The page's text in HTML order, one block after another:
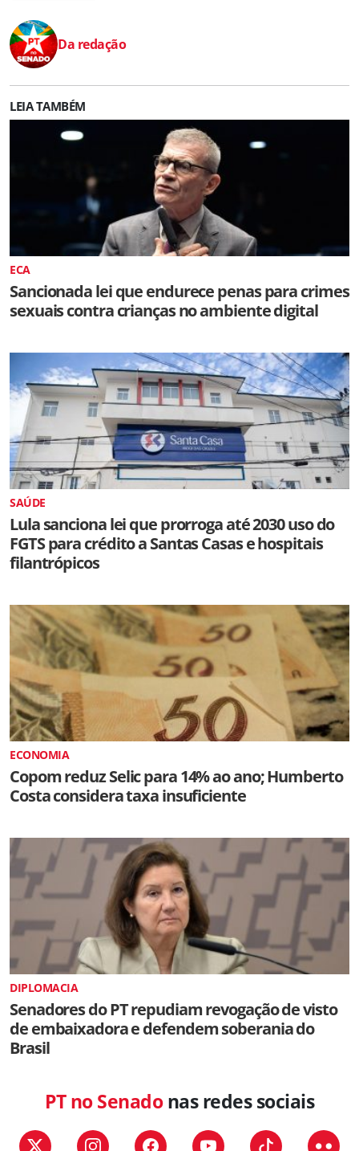
Da redação
LEIA TAMBÉM
ECA
Sancionada lei que endurece penas para crimes
sexuais contra crianças no ambiente digital
SAÚDE
Lula sanciona lei que prorroga até 2030 uso do
FGTS para crédito a Santas Casas e hospitais
filantrópicos
ECONOMIA
Copom reduz Selic para 14% ao ano; Humberto
Costa considera taxa insuficiente
DIPLOMACIA
Senadores do PT repudiam revogação de visto
de embaixadora e defendem soberania do
Brasil
PT no Senadonas redes sociais